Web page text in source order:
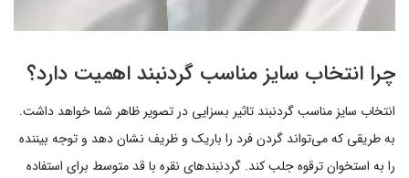
چرا انتخاب سایز مناسب گردنبند اهمیت دارد؟
انتخاب سایز مناسب گردنبند تاثیر بسزایی در تصویر ظاهر شما خواهد داشت.
به طریقی که می‌تواند گردن فرد را باریک و ظریف نشان دهد و توجه بیننده
را به استخوان ترقوه جلب کند. گردنبندهای نقره با قد متوسط برای استفاده